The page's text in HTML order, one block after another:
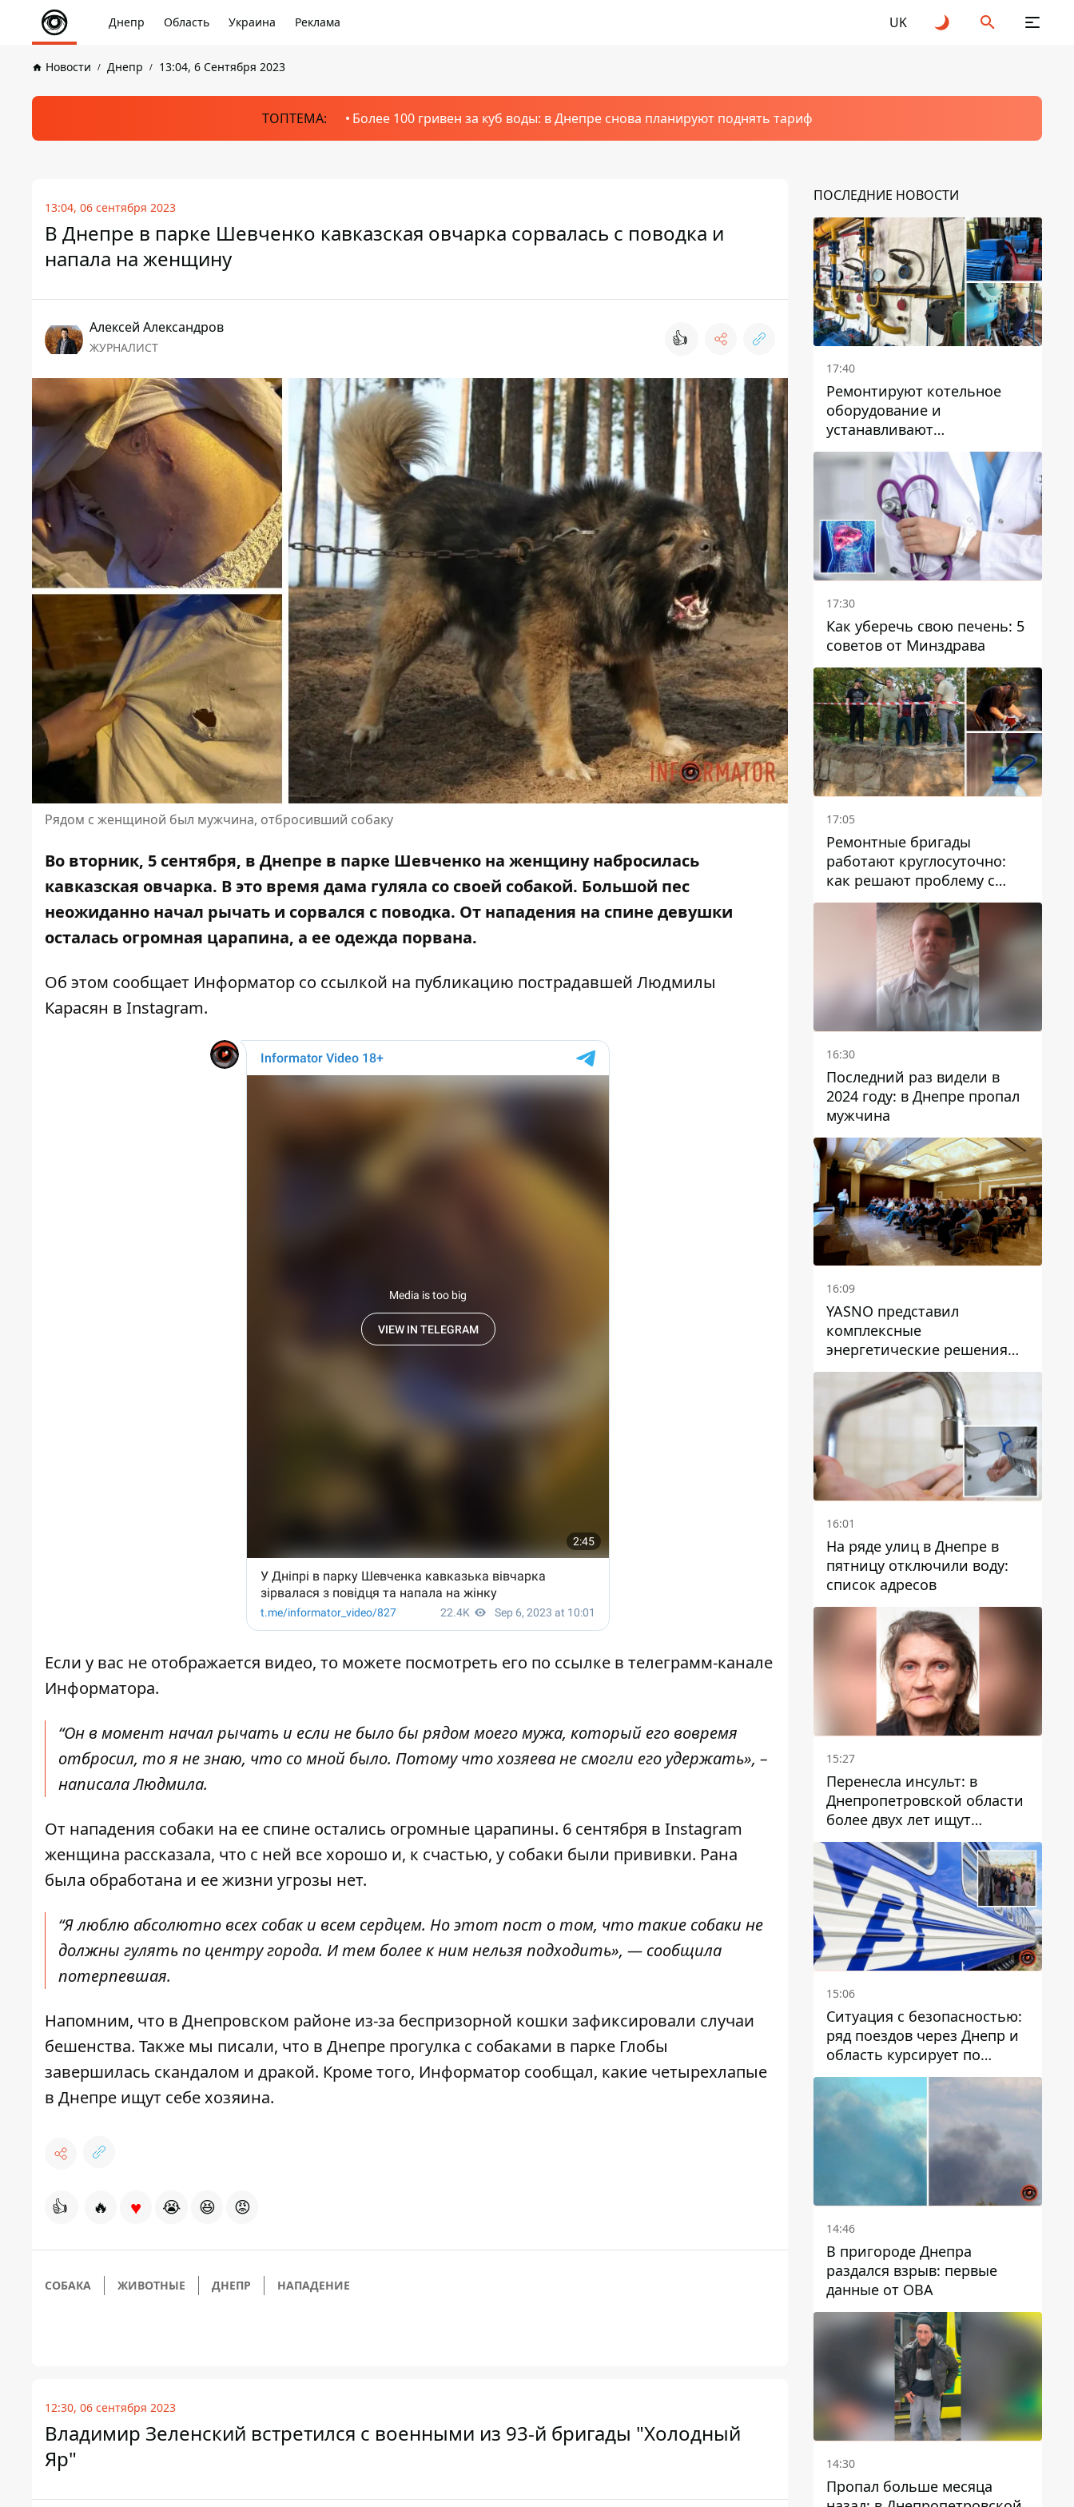
Днепр Область Украина Реклама UK
Новости Днепр 13:04, 6 Сентября 2023
ТОПТЕМА: Более 100 гривен за куб воды: в Днепре снова планируют поднять тариф
13:04, 06 сентября 2023
В Днепре в парке Шевченко кавказская овчарка сорвалась с поводка и
напала на женщину
Алексей Александров
ЖУРНАЛИСТ 👍
Рядом с женщиной был мужчина, отбросивший собаку
Во вторник, 5 сентября, в Днепре в парке Шевченко на женщину набросилась
кавказская овчарка. В это время дама гуляла со своей собакой. Большой пес
неожиданно начал рычать и сорвался с поводка. От нападения на спине девушки
осталась огромная царапина, а ее одежда порвана.
Об этом сообщает Информатор со ссылкой на публикацию пострадавшей Людмилы
Карасян в Instagram.
Если у вас не отображается видео, то можете посмотреть его по ссылке в телеграмм-канале
Информатора.
“Он в момент начал рычать и если не было бы рядом моего мужа, который его вовремя
отбросил, то я не знаю, что со мной было. Потому что хозяева не смогли его удержать», –
написала Людмила.
От нападения собаки на ее спине остались огромные царапины. 6 сентября в Instagram
женщина рассказала, что с ней все хорошо и, к счастью, у собаки были прививки. Рана
была обработана и ее жизни угрозы нет.
“Я люблю абсолютно всех собак и всем сердцем. Но этот пост о том, что такие собаки не
должны гулять по центру города. И тем более к ним нельзя подходить», — сообщила
потерпевшая.
Напомним, что в Днепровском районе из-за беспризорной кошки зафиксировали случаи
бешенства. Также мы писали, что в Днепре прогулка с собаками в парке Глобы
завершилась скандалом и дракой. Кроме того, Информатор сообщал, какие четырехлапые
в Днепре ищут себе хозяина.
👍 🔥 ♥ 😭 😆 😡
СОБАКА ЖИВОТНЫЕ ДНЕПР НАПАДЕНИЕ
12:30, 06 сентября 2023
Владимир Зеленский встретился с военными из 93-й бригады "Холодный
Яр"
ПОСЛЕДНИЕ НОВОСТИ
17:40
Ремонтируют котельное
оборудование и
устанавливают
генераторные установки:
как в Днепре готовятся к
отопительному сезону
17:30
Как уберечь свою печень: 5
советов от Минздрава
17:05
Ремонтные бригады
работают круглосуточно:
как решают проблему с
водой в Марганецкой
громаде
16:30
Последний раз видели в
2024 году: в Днепре пропал
мужчина
16:09
YASNO представил
комплексные
энергетические решения
для бизнеса в Днепре
16:01
На ряде улиц в Днепре в
пятницу отключили воду:
список адресов
15:27
Перенесла инсульт: в
Днепропетровской области
более двух лет ищут
пропавшую женщину
15:06
Ситуация с безопасностью:
ряд поездов через Днепр и
область курсирует по
измененному маршруту, а
часть пути заменили
автобусами и электричками
14:46
В пригороде Днепра
раздался взрыв: первые
данные от ОВА
14:30
Пропал больше месяца